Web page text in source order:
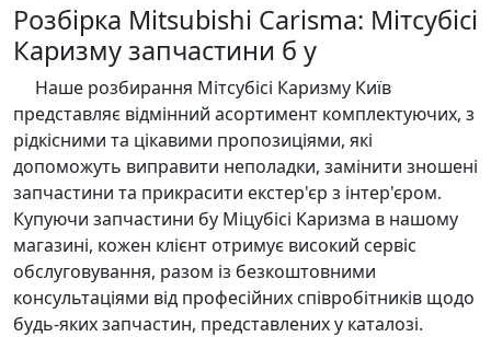
Розбірка Mitsubishi Carisma: Мітсубісі
Каризму запчастини б у
Наше розбирання Мітсубісі Каризму Київ
представляє відмінний асортимент комплектуючих, з
рідкісними та цікавими пропозиціями, які
допоможуть виправити неполадки, замінити зношені
запчастини та прикрасити екстер'єр з інтер'єром.
Купуючи запчастини бу Міцубісі Каризма в нашому
магазині, кожен клієнт отримує високий сервіс
обслуговування, разом із безкоштовними
консультаціями від професійних співробітників щодо
будь-яких запчастин, представлених у каталозі.